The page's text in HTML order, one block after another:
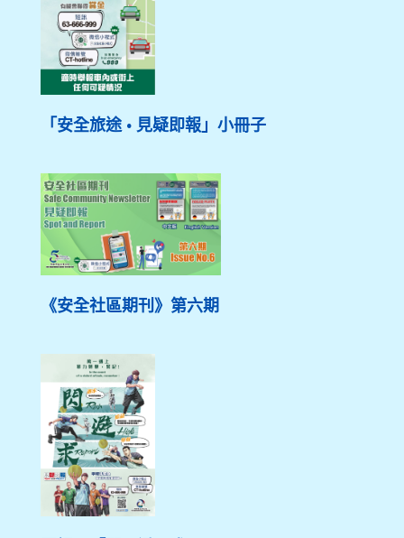
「安全旅途 • 見疑即報」小冊子
《安全社區期刊》第六期